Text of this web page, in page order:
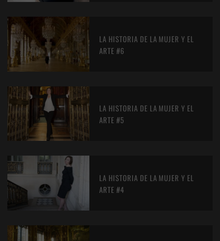
LA HISTORIA DE LA MUJER Y EL
ARTE #6
LA HISTORIA DE LA MUJER Y EL
ARTE #5
LA HISTORIA DE LA MUJER Y EL
ARTE #4